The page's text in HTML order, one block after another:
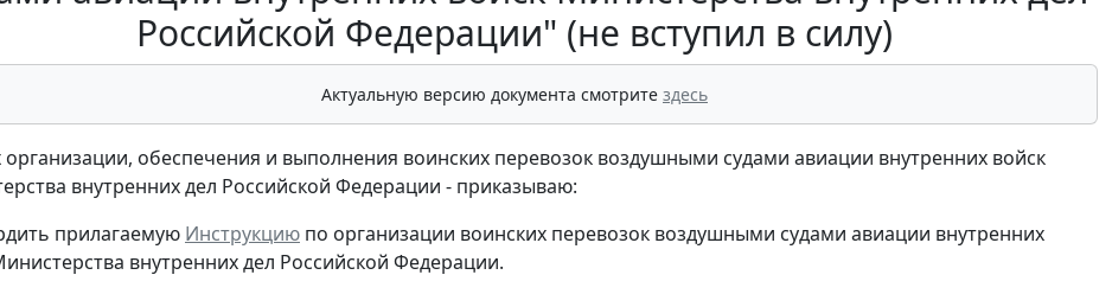
Российской Федерации" (не вступил в силу)
Актуальную версию документа смотрите здесь
организации, обеспечения и выполнения воинских перевозок воздушными судами авиации внутренних войск
внутренних дел Российской Федерации - приказываю:
прилагаемую Инструкцию по организации воинских перевозок воздушными судами авиации внутренних
внутренних дел Российской Федерации.